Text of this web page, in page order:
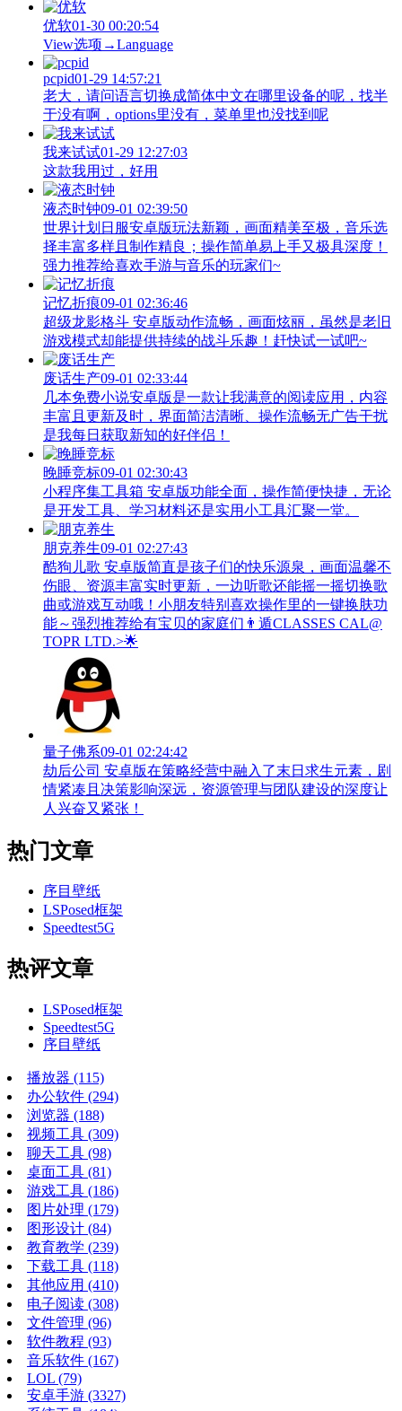
优软01-30 00:20:54
View‌选项→Language
pcpid01-29 14:57:21
老大，请问语言切换成简体中文在哪里设备的呢，找半
于没有啊，options里没有，菜单里也没找到呢
我来试试01-29 12:27:03
这款我用过，好用
液态时钟09-01 02:39:50
世界计划日服安卓版玩法新颖，画面精美至极，音乐选
择丰富多样且制作精良；操作简单易上手又极具深度！
强力推荐给喜欢手游与音乐的玩家们~
记忆折痕09-01 02:36:46
超级龙影格斗 安卓版动作流畅，画面炫丽，虽然是老旧
游戏模式却能提供持续的战斗乐趣！赶快试一试吧~
废话生产09-01 02:33:44
几本免费小说安卓版是一款让我满意的阅读应用，内容
丰富且更新及时，界面简洁清晰、操作流畅无广告干扰
是我每日获取新知的好伴侣！
晚睡竞标09-01 02:30:43
小程序集工具箱 安卓版功能全面，操作简便快捷，无论
是开发工具、学习材料还是实用小工具汇聚一堂。
朋克养生09-01 02:27:43
酷狗儿歌 安卓版简直是孩子们的快乐源泉，画面温馨不
伤眼、资源丰富实时更新，一边听歌还能摇一摇切换歌
曲或游戏互动哦！小朋友特别喜欢操作里的一键换肤功
能～强烈推荐给有宝贝的家庭们👨‍遁️CLASSES CAL@
TOPR LTD.>🌟
量子佛系09-01 02:24:42
劫后公司 安卓版在策略经营中融入了末日求生元素，剧
情紧凑且决策影响深远，资源管理与团队建设的深度让
人兴奋又紧张！
热门文章
序目壁纸
LSPosed框架
Speedtest5G
热评文章
LSPosed框架
Speedtest5G
序目壁纸
播放器 (115)
办公软件 (294)
浏览器 (188)
视频工具 (309)
聊天工具 (98)
桌面工具 (81)
游戏工具 (186)
图片处理 (179)
图形设计 (84)
教育教学 (239)
下载工具 (118)
其他应用 (410)
电子阅读 (308)
文件管理 (96)
软件教程 (93)
音乐软件 (167)
LOL (79)
安卓手游 (3327)